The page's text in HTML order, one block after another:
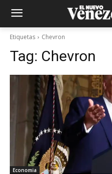
Etiquetas Chevron
Tag: Chevron
Economia